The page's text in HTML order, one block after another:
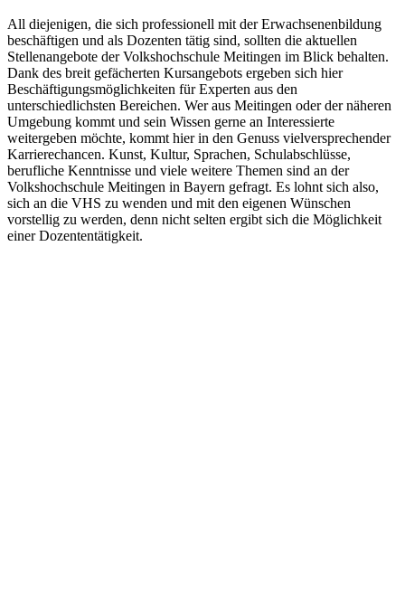
All diejenigen, die sich professionell mit der Erwachsenenbildung
beschäftigen und als Dozenten tätig sind, sollten die aktuellen
Stellenangebote der Volkshochschule Meitingen im Blick behalten.
Dank des breit gefächerten Kursangebots ergeben sich hier
Beschäftigungsmöglichkeiten für Experten aus den
unterschiedlichsten Bereichen. Wer aus Meitingen oder der näheren
Umgebung kommt und sein Wissen gerne an Interessierte
weitergeben möchte, kommt hier in den Genuss vielversprechender
Karrierechancen. Kunst, Kultur, Sprachen, Schulabschlüsse,
berufliche Kenntnisse und viele weitere Themen sind an der
Volkshochschule Meitingen in Bayern gefragt. Es lohnt sich also,
sich an die VHS zu wenden und mit den eigenen Wünschen
vorstellig zu werden, denn nicht selten ergibt sich die Möglichkeit
einer Dozententätigkeit.